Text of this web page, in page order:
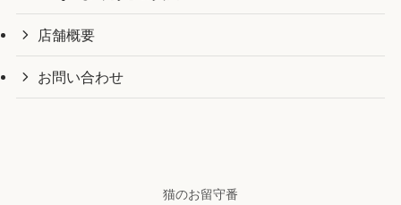
店舗概要
お問い合わせ
猫のお留守番